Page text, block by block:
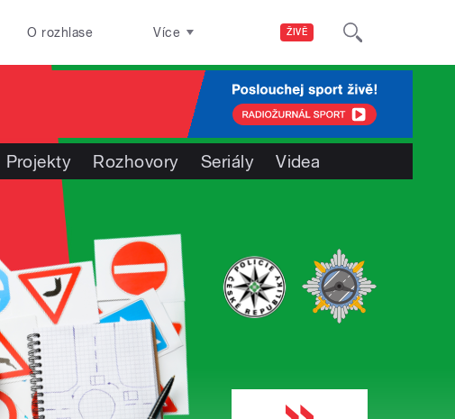
ŽIVĚ
O rozhlase Více
Projekty Rozhovory Seriály Videa